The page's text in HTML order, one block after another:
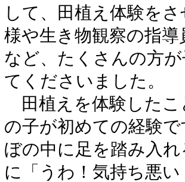
して、田植え体験を
様や生き物観察の指
など、たくさんの方
てくださいました。
田植えを体験したこ
の子が初めての経験
ぼの中に足を踏み入
に「うわ！気持ち悪